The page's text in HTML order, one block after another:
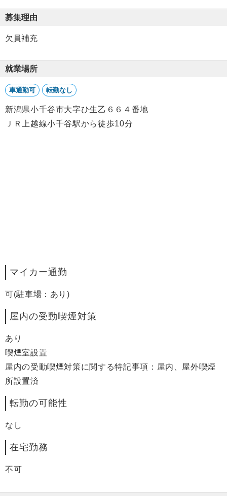
募集理由
欠員補充
就業場所
車通勤可 転勤なし
新潟県小千谷市大字ひ生乙６６４番地
ＪＲ上越線小千谷駅から徒歩10分
マイカー通勤
可(駐車場：あり)
屋内の受動喫煙対策
あり
喫煙室設置
屋内の受動喫煙対策に関する特記事項：屋内、屋外喫煙
所設置済
転勤の可能性
なし
在宅勤務
不可